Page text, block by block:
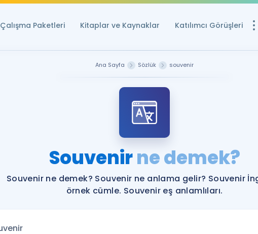
Çalışma Paketleri Kitaplar ve Kaynaklar Katılımcı Görüşleri
YDS ve YÖKDİL
Rehberlik Aracı
YDS ve YÖKDİL'e
Tüm ÖSYM
Ana Sayfa Sözlük souvenir
Souvenirne demek?
Souvenir ne demek? Souvenir ne anlama gelir? Souvenir
örnek cümle. Souvenir eş anlamlıları.